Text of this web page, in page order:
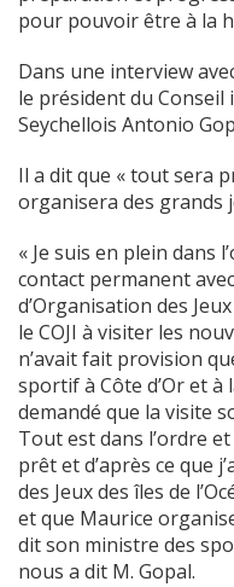
pour pouvoir être à la
Dans une interview
le président du Conseil
Seychellois Antonio
Il a dit que « tout sera
organisera des grands
« Je suis en plein dans
contact permanent
d’Organisation des
le COJI à visiter les
n’avait fait provision
sportif à Côte d’Or et à
demandé que la visite
Tout est dans l’ordre
prêt et d’après ce que
des Jeux des îles de
et que Maurice
dit son ministre des
nous a dit M. Gopal.